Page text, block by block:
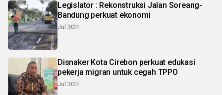
Legislator : Rekonstruksi Jalan Soreang-
Bandung perkuat ekonomi
Jul 30th
Disnaker Kota Cirebon perkuat edukasi
pekerja migran untuk cegah TPPO
Jul 30th